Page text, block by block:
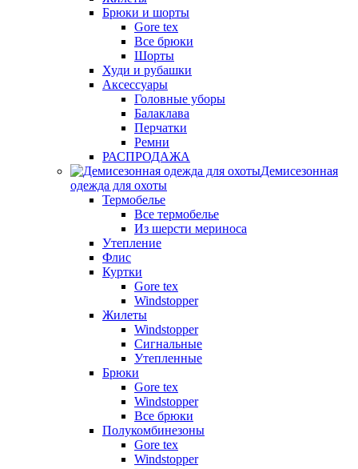
Брюки и шорты
Gore tex
Все брюки
Шорты
Худи и рубашки
Аксессуары
Головные уборы
Балаклава
Перчатки
Ремни
РАСПРОДАЖА
Демисезонная
одежда для охоты
Термобелье
Все термобелье
Из шерсти мериноса
Утепление
Флис
Куртки
Gore tex
Windstopper
Жилеты
Windstopper
Сигнальные
Утепленные
Брюки
Gore tex
Windstopper
Все брюки
Полукомбинезоны
Gore tex
Windstopper